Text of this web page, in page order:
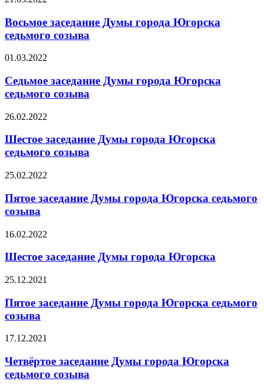
Восьмое заседание Думы города Югорска
седьмого созыва
01.03.2022
Седьмое заседание Думы города Югорска
седьмого созыва
26.02.2022
Шестое заседание Думы города Югорска
седьмого созыва
25.02.2022
Пятое заседание Думы города Югорска седьмого
созыва
16.02.2022
Шестое заседание Думы города Югорска
25.12.2021
Пятое заседание Думы города Югорска седьмого
созыва
17.12.2021
Четвёртое заседание Думы города Югорска
седьмого созыва